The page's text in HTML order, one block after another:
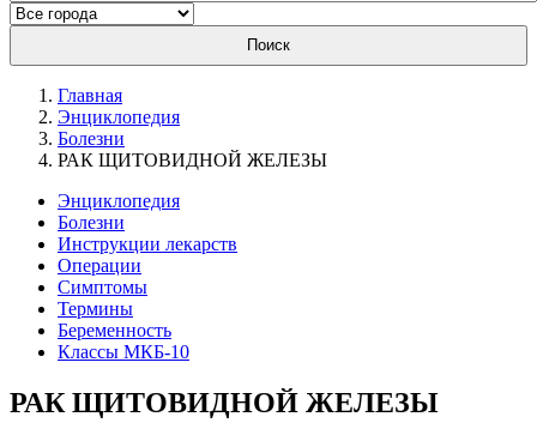
Поиск
Главная
Энциклопедия
Болезни
РАК ЩИТОВИДНОЙ ЖЕЛЕЗЫ
Энциклопедия
Болезни
Инструкции лекарств
Операции
Симптомы
Термины
Беременность
Классы МКБ-10
РАК ЩИТОВИДНОЙ ЖЕЛЕЗЫ